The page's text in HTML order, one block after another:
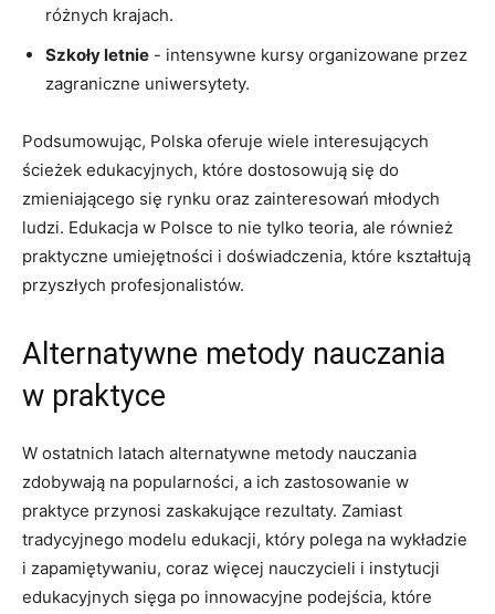
różnych krajach.
Szkoły letnie -⁤ intensywne kursy organizowane‍ przez
zagraniczne uniwersytety.
Podsumowując, Polska​ oferuje wiele interesujących ​
ścieżek edukacyjnych, które dostosowują się do
zmieniającego się rynku oraz zainteresowań młodych
ludzi. ‌Edukacja w​ Polsce to nie⁣ tylko teoria, ale ‌również
praktyczne​ umiejętności i doświadczenia,⁣ które⁢ kształtują
przyszłych profesjonalistów.
Alternatywne⁣ metody nauczania
w praktyce
W ostatnich latach‌ alternatywne metody nauczania
zdobywają na⁤ popularności, a ich ​zastosowanie w
praktyce przynosi zaskakujące‌ rezultaty. Zamiast
tradycyjnego modelu edukacji, który polega na wykładzie ​
i zapamiętywaniu, coraz⁢ więcej nauczycieli i instytucji
edukacyjnych ‌sięga po innowacyjne podejścia, które